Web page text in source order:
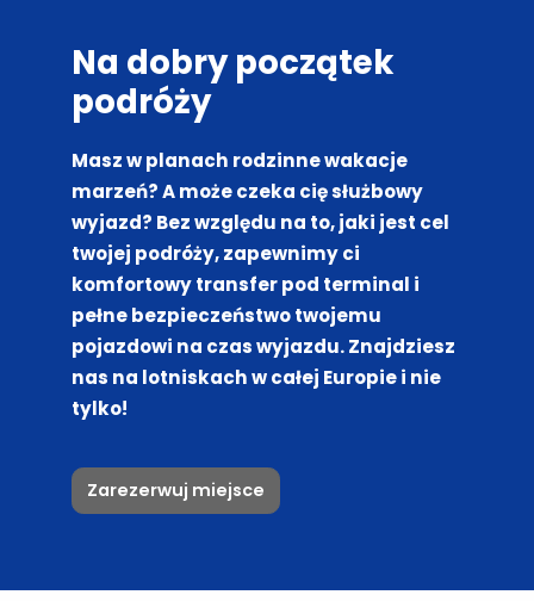
Na dobry początek
podróży
Masz w planach rodzinne wakacje
marzeń? A może czeka cię służbowy
wyjazd? Bez względu na to, jaki jest cel
twojej podróży, zapewnimy ci
komfortowy transfer pod terminal i
pełne bezpieczeństwo twojemu
pojazdowi na czas wyjazdu. Znajdziesz
nas na lotniskach w całej Europie i nie
tylko!
Zarezerwuj miejsce